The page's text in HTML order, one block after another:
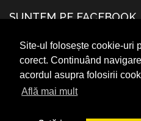
Site-ul folosește cookie-uri
corect. Continuând
acordul asupra folosirii
Află mai mult
SUNTEM PE FACEBOOK